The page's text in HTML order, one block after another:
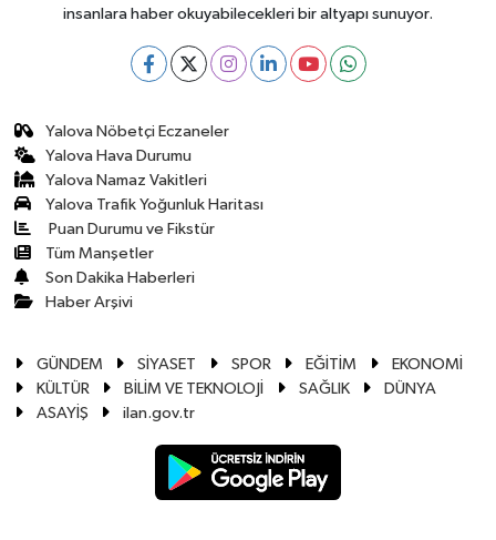
insanlara haber okuyabilecekleri bir altyapı sunuyor.
Yalova Nöbetçi Eczaneler
Yalova Hava Durumu
Yalova Namaz Vakitleri
Yalova Trafik Yoğunluk Haritası
Puan Durumu ve Fikstür
Tüm Manşetler
Son Dakika Haberleri
Haber Arşivi
GÜNDEM SİYASET SPOR EĞİTİM
EKONOMİ
KÜLTÜR
BİLİM VE TEKNOLOJİ SAĞLIK
DÜNYA
ASAYİŞ
ilan.gov.tr